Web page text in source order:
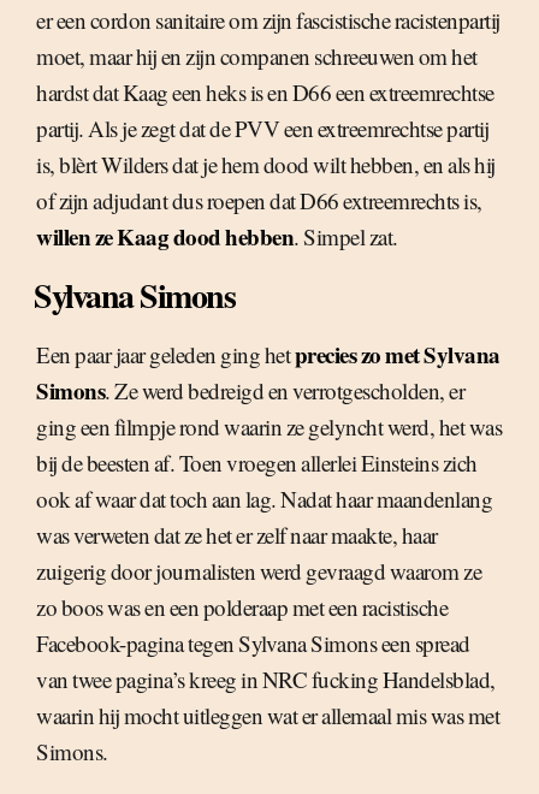
er een cordon sanitaire om zijn fascistische racistenpartij
moet, maar hij en zijn companen schreeuwen om het
hardst dat Kaag een heks is en D66 een extreemrechtse
partij. Als je zegt dat de PVV een extreemrechtse partij
is, blèrt Wilders dat je hem dood wilt hebben, en als hij
of zijn adjudant dus roepen dat D66 extreemrechts is,
willen ze Kaag dood hebben. Simpel zat.
Sylvana Simons
Een paar jaar geleden ging hetprecies zo met Sylvana
Simons. Ze werd bedreigd en verrotgescholden, er
ging een filmpje rond waarin ze gelyncht werd, het was
bij de beesten af. Toen vroegen allerlei Einsteins zich
ook af waar dat toch aan lag. Nadat haar maandenlang
was verweten dat ze het er zelf naar maakte, haar
zuigerig door journalisten werd gevraagd waarom ze
zo boos was en een polderaap met een racistische
Facebook-pagina tegen Sylvana Simons een spread
van twee pagina’s kreeg in NRC fucking Handelsblad,
waarin hij mocht uitleggen wat er allemaal mis was met
Simons.